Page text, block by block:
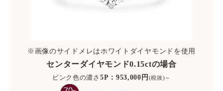
※画像のサイドメレはホワイトダイヤモンドを使用
センターダイヤモンド0.15ctの場合
ピンク色の濃さ 5P：953,000円 (税抜)～